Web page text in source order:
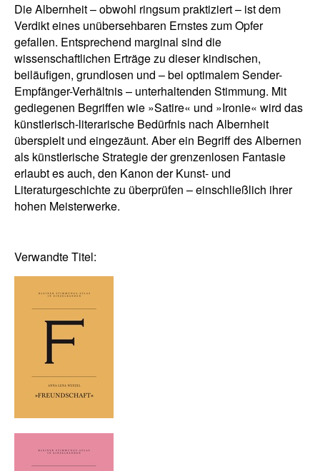
Die Albernheit – obwohl ringsum praktiziert – ist dem
Verdikt eines unübersehbaren Ernstes zum Opfer
gefallen. Entsprechend marginal sind die
wissenschaftlichen Erträge zu dieser kindischen,
beiläufigen, grundlosen und – bei optimalem Sender-
Empfänger-Verhältnis – unterhaltenden Stimmung. Mit
gediegenen Begriffen wie »Satire« und »Ironie« wird das
künstlerisch-literarische Bedürfnis nach Albernheit
überspielt und eingezäunt. Aber ein Begriff des Albernen
als künstlerische Strategie der grenzenlosen Fantasie
erlaubt es auch, den Kanon der Kunst- und
Literaturgeschichte zu überprüfen – einschließlich ihrer
hohen Meisterwerke.
Verwandte Titel: